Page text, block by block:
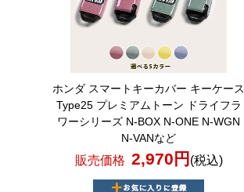
ホンダ スマートキーカバー キーケース
Type25 プレミアムトーン ドライフラ
ワーシリーズ N-BOX N-ONE N-WGN
N-VANなど
販売価格 2,970円 (税込)